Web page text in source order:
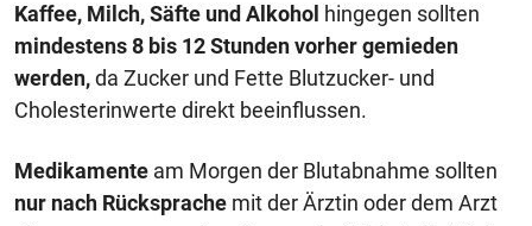
Kaffee, Milch, Säfte und Alkohol hingegen sollten
mindestens 8 bis 12 Stunden vorher gemieden
werden,da Zucker und Fette Blutzucker- und
Cholesterinwerte direkt beeinflussen.
Medikamente am Morgen der Blutabnahme sollten
nur nach Rücksprache mit der Ärztin oder dem Arzt